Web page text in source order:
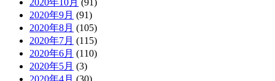
2020年10月 (91)
2020年9月 (91)
2020年8月 (105)
2020年7月 (115)
2020年6月 (110)
2020年5月 (3)